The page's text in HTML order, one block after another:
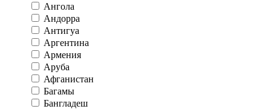
Ангола
Андорра
Антигуа
Аргентина
Армения
Аруба
Афганистан
Багамы
Бангладеш